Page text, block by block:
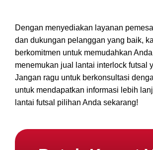
Dengan menyediakan layanan
dan dukungan pelanggan yang baik,
berkomitmen untuk memudahkan
menemukan jual lantai interlock futsal
Jangan ragu untuk berkonsultasi
untuk mendapatkan informasi lebih
lantai futsal pilihan Anda sekarang!